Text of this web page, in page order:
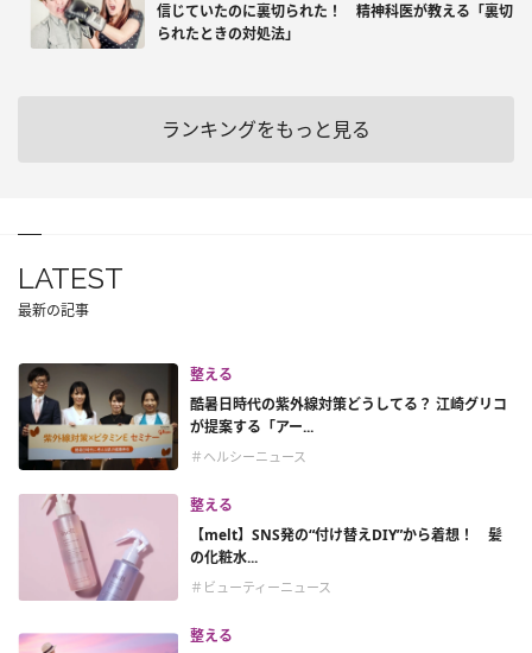
信じていたのに裏切られた！ 精神科医が教える「裏切
られたときの対処法」
ランキングをもっと見る
LATEST
最新の記事
整える
酷暑日時代の紫外線対策どうしてる？ 江崎グリコ
が提案する「アー...
＃ヘルシーニュース
整える
【melt】SNS発の“付け替えDIY”から着想！ 髪
の化粧水...
＃ビューティーニュース
整える